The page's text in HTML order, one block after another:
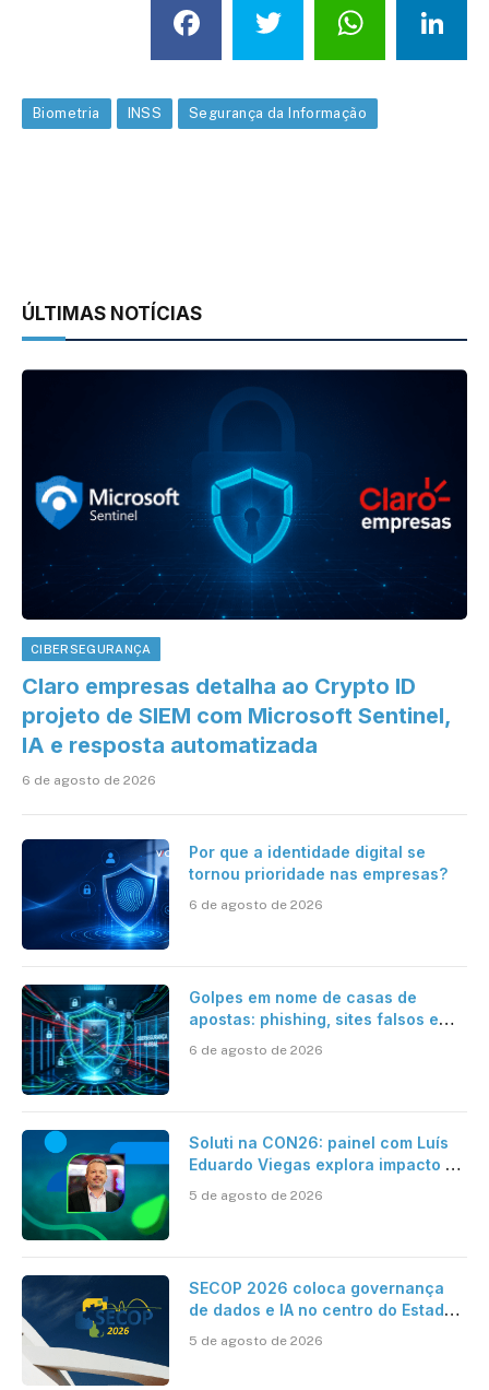
Facebook
Twitter
Biometria INSS Segurança da Informação
ÚLTIMAS NOTÍCIAS
CIBERSEGURANÇA
Claro empresas detalha ao Crypto ID
projeto de SIEM com Microsoft Sentinel,
IA e resposta automatizada
6 de agosto de 2026
Por que a identidade digital se
tornou prioridade nas empresas?
6 de agosto de 2026
Golpes em nome de casas de
apostas: phishing, sites falsos e
6 de agosto de 2026
Soluti na CON26: painel com Luís
Eduardo Viegas explora impacto de
Contabilidade
5 de agosto de 2026
SECOP 2026 coloca governança
de dados e IA no centro do Estado
5 de agosto de 2026